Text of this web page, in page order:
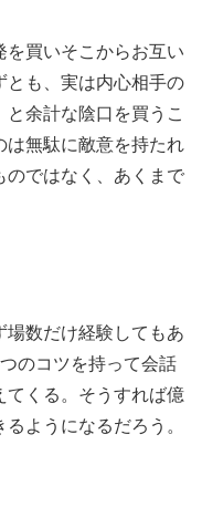
を買いそこからお互い
とも、実は内心相手の
余計な陰口を買うこ
は無駄に敵意を持たれ
のではなく、あくまで
数だけ経験してもあ
のコツを持って会話
てくる。そうすれば億
ようになるだろう。